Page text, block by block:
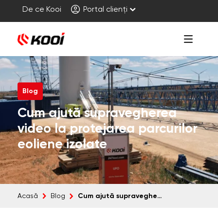
De ce Kooi Portal clienți
Blog
Cum ajută supravegherea
video la protejarea parcurilor
eoliene izolate
Acasă Blog Cum ajută supravegherea video la protejarea parcurilor eoliene izolate